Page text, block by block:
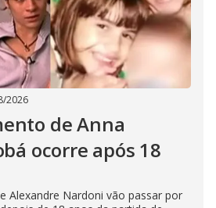
2026
de Anna
ocorre após 18
Alexandre Nardoni vão passar por